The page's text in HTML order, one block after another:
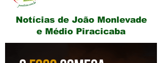
Notícias de João Monlevade
e Médio Piracicaba